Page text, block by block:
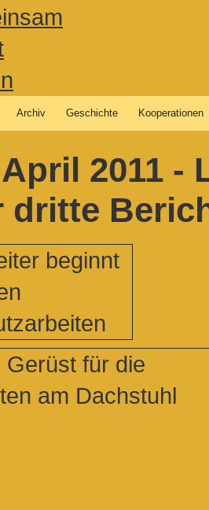
Archiv Geschichte Kooperationen
2011 -
dritte